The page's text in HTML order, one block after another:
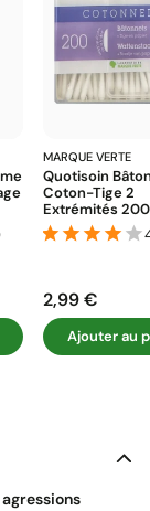
MARQUE VERTE
Quotisoin
Coton-Tige 2
Extrémités 200
Prix
2,99 €
Ajouter au